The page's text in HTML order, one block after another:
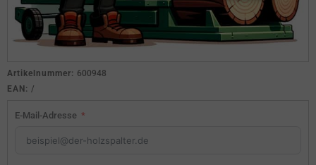
Artikelnummer: 600948
EAN: /
E-Mail-Adresse